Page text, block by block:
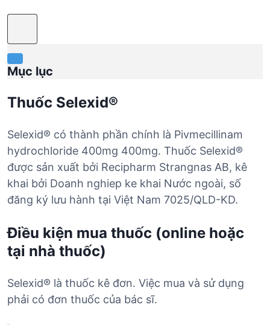
Mục lục
Thuốc Selexid®
Selexid® có thành phần chính là Pivmecillinam
hydrochloride 400mg 400mg. Thuốc Selexid®
được sản xuất bởi Recipharm Strangnas AB, kê
khai bởi Doanh nghiep ke khai Nước ngoài, số
đăng ký lưu hành tại Việt Nam 7025/QLD-KD.
Điều kiện mua thuốc (online hoặc
tại nhà thuốc)
Selexid® là thuốc kê đơn. Việc mua và sử dụng
phải có đơn thuốc của bác sĩ.